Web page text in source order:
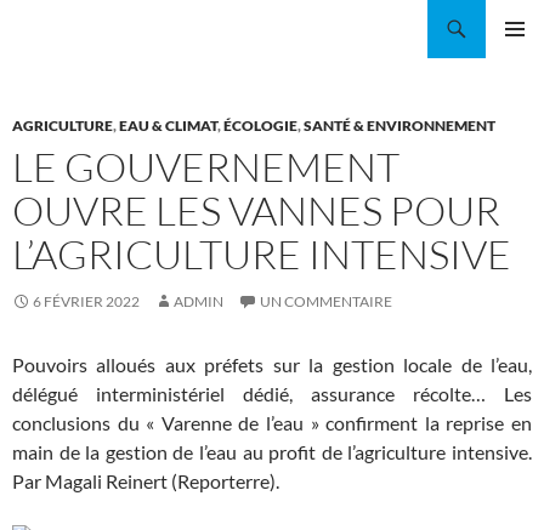
AGRICULTURE,EAU & CLIMAT,ÉCOLOGIE,SANTÉ & ENVIRONNEMENT
LE GOUVERNEMENT
OUVRE LES VANNES POUR
L’AGRICULTURE INTENSIVE
6 FÉVRIER 2022 ADMIN UN COMMENTAIRE
Pouvoirs alloués aux préfets sur la gestion locale de l’eau,
délégué interministériel dédié, assurance récolte… Les
conclusions du « Varenne de l’eau » confirment la reprise en
main de la gestion de l’eau au profit de l’agriculture intensive.
Par Magali Reinert (Reporterre).